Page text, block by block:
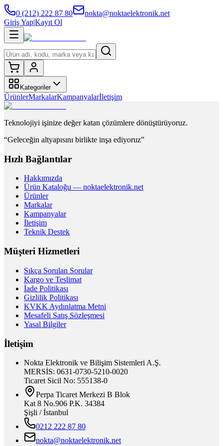
0 (212) 222 87 80
nokta@noktaelektronik.net
Giriş Yap|Kayıt Ol
Kategoriler
ÜrünlerMarkalarKampanyalarİletişim
Teknolojiyi işinize değer katan çözümlere dönüştürüyoruz.
“Geleceğin altyapısını birlikte inşa ediyoruz”
Hızlı Bağlantılar
Hakkımızda
Ürün Kataloğu — noktaelektronik.net
Ürünler
Markalar
Kampanyalar
İletişim
Teknik Destek
Müşteri Hizmetleri
Sıkça Sorulan Sorular
Kargo ve Teslimat
İade Politikası
Gizlilik Politikası
KVKK Aydınlatma Metni
Mesafeli Satış Sözleşmesi
Yasal Bilgiler
İletişim
Nokta Elektronik ve Bilişim Sistemleri A.Ş.
MERSİS: 0631-0730-5210-0020
Ticaret Sicil No: 555138-0
Perpa Ticaret Merkezi B Blok
Kat 8 No.906 P.K. 34384
Şişli / İstanbul
0212 222 87 80
nokta@noktaelektronik.net